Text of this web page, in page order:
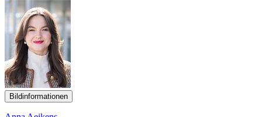
Bildinformationen